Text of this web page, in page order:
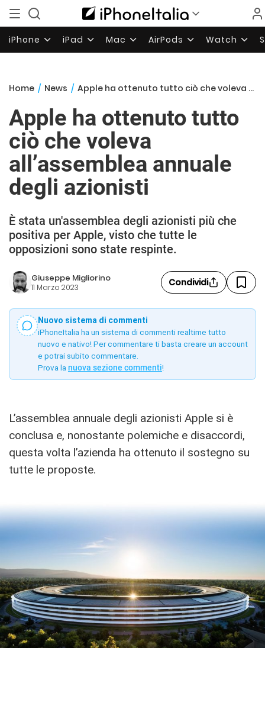
iPhone iPad Mac AirPods Watch
Home / News / Apple ha ottenuto tutto ciò che voleva all’assemblea annuale degli azionisti
Apple ha ottenuto tutto
ciò che voleva
all’assemblea annuale
degli azionisti
È stata un'assemblea degli azionisti più che
positiva per Apple, visto che tutte le
opposizioni sono state respinte.
Giuseppe Migliorino
11 Marzo 2023 Condividi
Nuovo sistema di commenti
iPhoneItalia ha un sistema di commenti realtime tutto
nuovo e nativo! Per commentare ti basta creare un account
e potrai subito commentare.
Prova la nuova sezione commenti!
L’assemblea annuale degli azionisti Apple si è
conclusa e, nonostante polemiche e disaccordi,
questa volta l’azienda ha ottenuto il sostegno su
tutte le proposte.